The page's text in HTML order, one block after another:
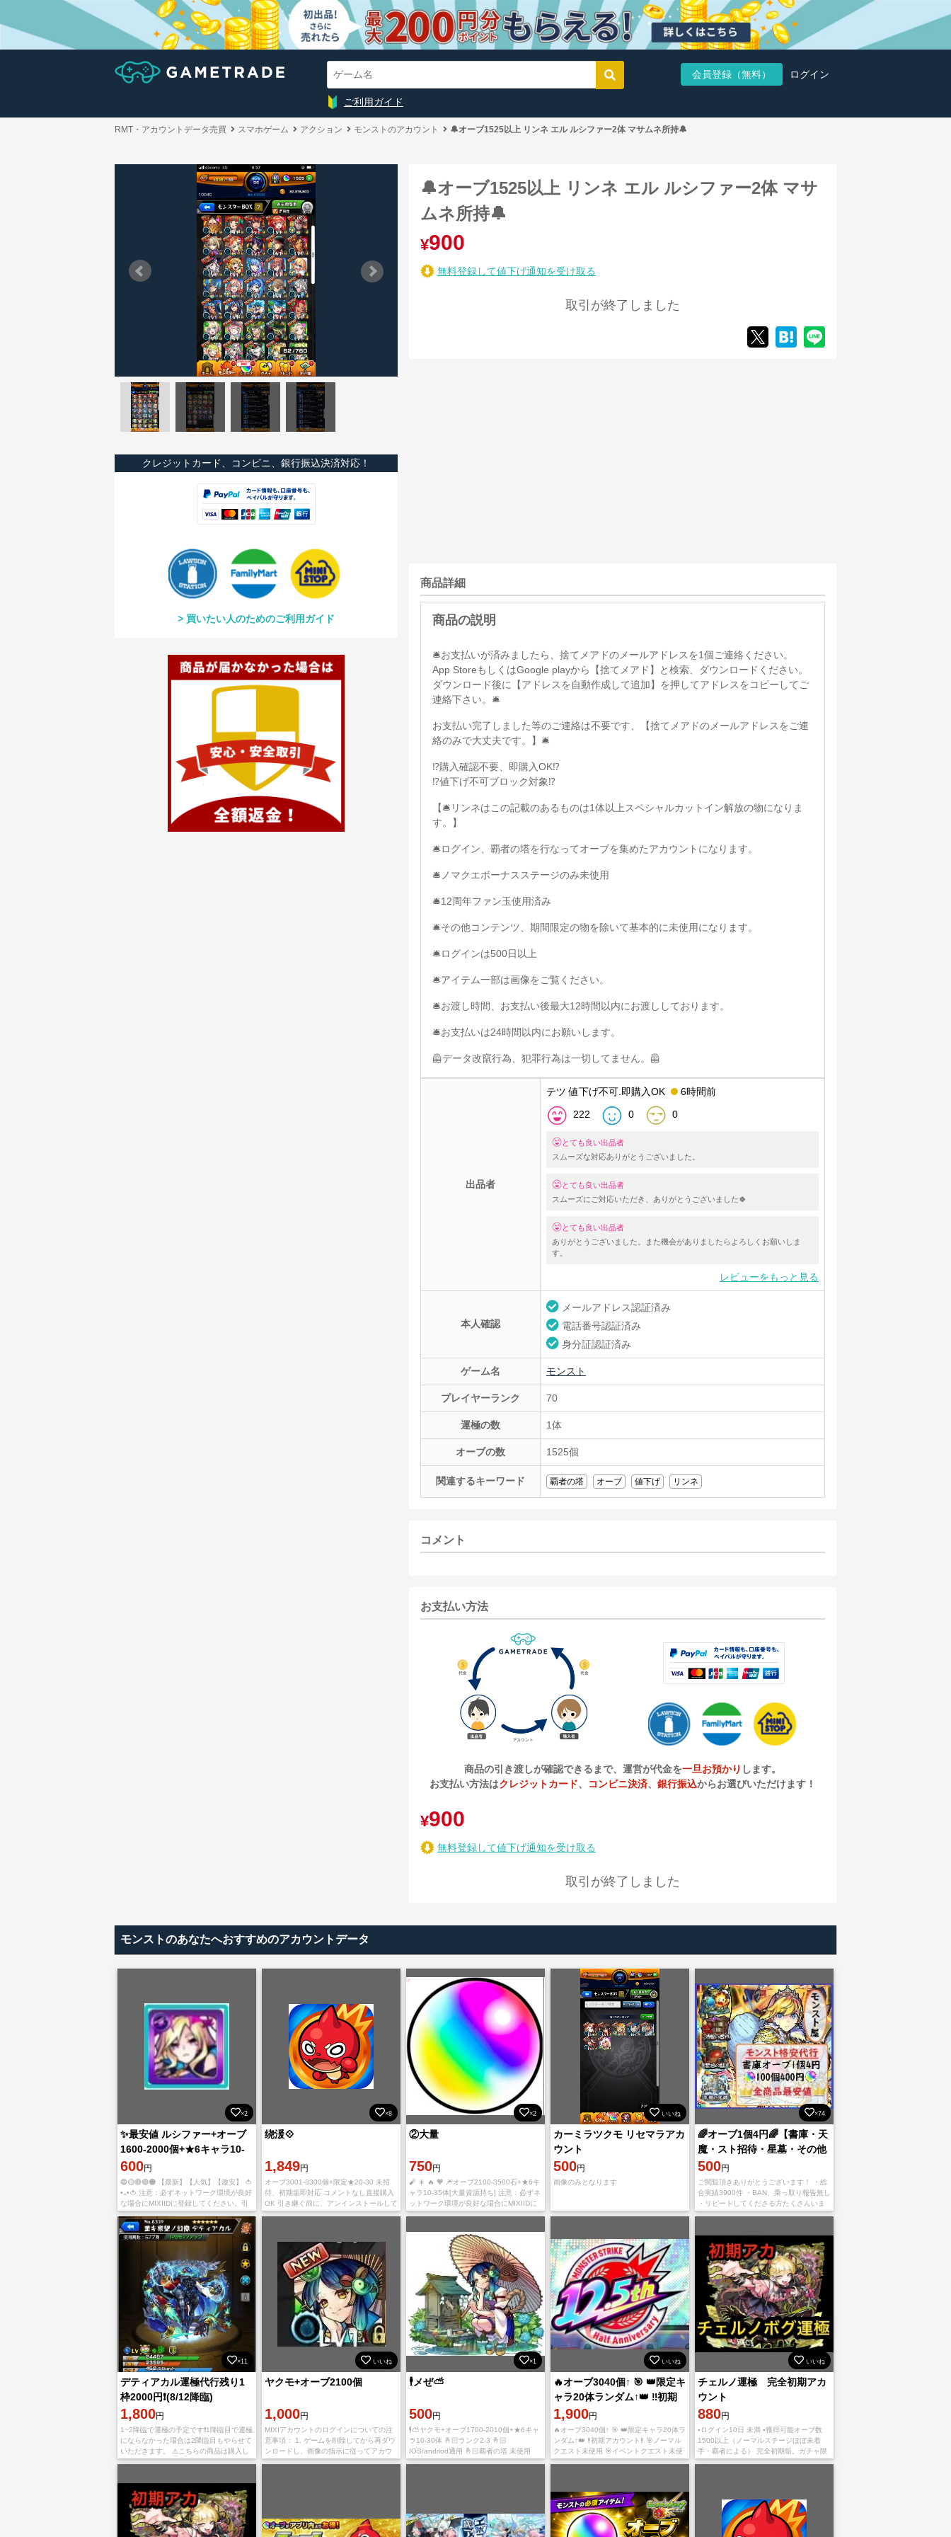
会員登録（無料） ログイン
ご利用ガイド
RMT・アカウントデータ売買 スマホゲーム アクション モンストのアカウント 🔔オーブ1525以上 リンネ エル ルシファー2体 マサムネ所持🔔
クレジットカード、コンビニ、銀行振込決済対応！
買いたい人のためのご利用ガイド
🔔オーブ1525以上 リンネ エル ルシファー2体 マサ
ムネ所持🔔
¥900
無料登録して値下げ通知を受け取る
取引が終了しました
商品詳細
🛎お支払いが済みましたら、捨てメアドのメールアドレスを1個ご連絡ください。
App StoreもしくはGoogle playから【捨てメアド】と検索、ダウンロードください。
ダウンロード後に【アドレスを自動作成して追加】を押してアドレスをコピーしてご
連絡下さい。🛎
お支払い完了しました等のご連絡は不要です、【捨てメアドのメールアドレスをご連
絡のみで大丈夫です。】🛎
⁉️購入確認不要、即購入OK⁉️
⁉️値下げ不可ブロック対象⁉️
【🛎リンネはこの記載のあるものは1体以上スペシャルカットイン解放の物になりま
す。】
🛎ログイン、覇者の塔を行なってオーブを集めたアカウントになります。
🛎ノマクエボーナスステージのみ未使用
🛎12周年ファン玉使用済み
🛎その他コンテンツ、期間限定の物を除いて基本的に未使用になります。
🛎ログインは500日以上
🛎アイテム一部は画像をご覧ください。
🛎お渡し時間、お支払い後最大12時間以内にお渡ししております。
🛎お支払いは24時間以内にお願いします。
🦺データ改竄行為、犯罪行為は一切してません。🦺
出品者
テツ 値下げ不可.即購入OK 6時間前
222 0 0
とても良い出品者
スムーズな対応ありがとうございました。
とても良い出品者
スムーズにご対応いただき、ありがとうございました🍀
とても良い出品者
ありがとうございました。また機会がありましたらよろしくお願いしま
す。
レビューをもっと見る
本人確認
メールアドレス認証済み
電話番号認証済み
身分証認証済み
ゲーム名 モンスト
プレイヤーランク 70
運極の数 1体
オーブの数 1525個
関連するキーワード 覇者の塔 オーブ 値下げ リンネ
コメント
お支払い方法
商品の引き渡しが確認できるまで、運営が代金を一旦お預かり します。
お支払い方法はクレジットカード、 コンビニ決済、 銀行振込からお選びいただけます！
¥900
無料登録して値下げ通知を受け取る
取引が終了しました
モンストのあなたへおすすめのアカウントデータ
×2
✨最安値 ルシファー+オーブ
1600-2000個+★6キャラ10-
35体[大量資源持ち] 初期垢
600円
🔵🟡🔴🟢🟠 【最新】【人気】【激安】 🍅
•᎔•🍅 注意：必ずネットワーク環境が良好
な場合にMIXIIDに登録してください。引
き継ぎ途中でアカウントが引っ掛かるや
落とすと、自分で公式サイトでア ピール
し
×8
绕湲💠
1,849円
オーブ3001-3300個+限定★20-30 未招
待、初期垢即対応 コメントなし直接購入
OK 引き継ぐ前に、アンインストールして
新たにインストールする必要がありま
×2
②大量
750円
🧨 🎇 🔥 🧡 🎆オーブ2100-3500石+★6キ
ャラ10-35体[大量資源持ち] 注意：必ずネ
ットワーク環境が良好な場合にMIXIIDに
登録してください。引き継ぎ途中でアカ
いいね
カーミラツクモ リセマラアカ
ウント
500円
画像のみとなります
×74
🌈オーブ1個4円🌈【書庫・天
魔・スト招待・星墓・その他
対応】
500円
ご閲覧頂きありがとうございます！ ・総
合実績3900件 ・BAN、乗っ取り報告無し
・リピートしてくださる方たくさんいま
す！ 値段表に無い物も可能ですのでお気
×11
デティアカル運極代行残り1
枠2000円❗️(8/12降臨)
1,800円
1~2降臨で運極の予定です❗️1降臨目で運極
にならなかった場合は2降臨目もやらせて
いただきます。 ⚠️こちらの商品は購入し
ないでください。 コメントで何円分の代
いいね
ヤクモ+オーブ2100個
1,000円
MIXIアカウントのログインについての注
意事項： 1. ゲームを削除してから再ダウ
ンロードし、画像の指示に従ってアカウ
ントにログインしてください。 2. 必ずネ
×1
🕴メぜ⛅
500円
🕴⛅ヤクモ+オーブ1700-2010個+★6キャ
ラ10-30体 🤞🏻ランク2-3 🤞🏻
IOS/andriod通用 🤞🏻覇者の塔 未使用
🤞🏻追憶の書庫未進行 🤞🏻ストーリー 未
いいね
🔥オーブ3040個↑ 🎯 👑限定キ
ャラ20体ランダム↑👑 ‼️初期
アカウント‼️
1,900円
🔥オーブ3040個↑ 🎯 👑限定キャラ20体ラ
ンダム↑👑 ‼️初期アカウント‼️ 🎯ノーマル
クエスト未使用 🎯イベントクエスト未使
用 🎯ストライカー招待未使用 コメントな
いいね
チェルノ運極 完全初期アカ
ウント
880円
▪︎ログイン10日 未満 ▪︎獲得可能オーブ数
1500以上（ノーマルステージほぼ未着
手・覇者による） 完全初期垢。ガチャ限
は数体いますがランダムです たまに強い